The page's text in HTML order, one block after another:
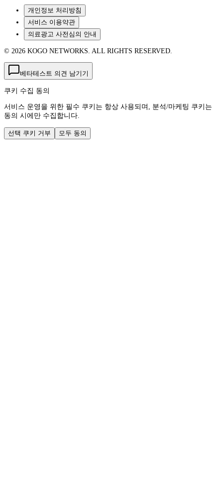
개인정보 처리방침
서비스 이용약관
의료광고 사전심의 안내
© 2026 KOGO NETWORKS. ALL RIGHTS RESERVED.
베타테스트 의견 남기기
쿠키 수집 동의
서비스 운영을 위한 필수 쿠키는 항상 사용되며, 분석/마케팅 쿠키는
동의 시에만 수집합니다.
선택 쿠키 거부 모두 동의